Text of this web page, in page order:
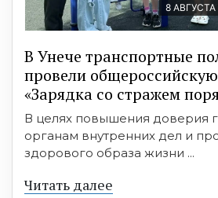
8 АВГУСТА
В Унече транспортные
провели
«Зарядка со стражем
В целях повышения доверия
органам внутренних дел и
здорового образа жизни ...
Читать далее